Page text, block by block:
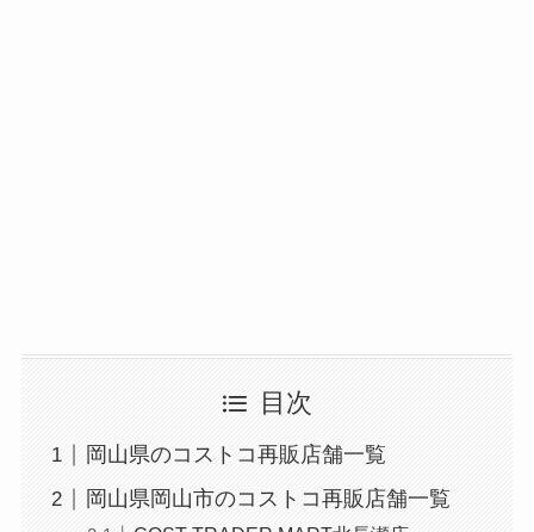
目次
岡山県のコストコ再販店舗一覧
岡山県岡山市のコストコ再販店舗一覧